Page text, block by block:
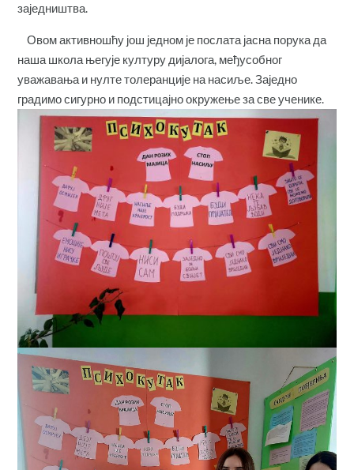
заједништва.
Овом активношћу још једном је послата јасна порука да
наша школа његује културу дијалога, међусобног
уважавања и нулте толеранције на насиље. Заједно
градимо сигурно и подстицајно окружење за све ученике.